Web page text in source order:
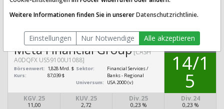
geeignet?
Meta Financial Group[CASH
A0DQFX US59100U1088]
Börsenwert: 1,828 Mrd. $
Kurs:
87,039 $
Sektor:
Financial Services /
Banks - Regional
Universum:
USA 2000 (v)
KGV.25
11,00
KUV.25
2,72
Div.25
0,23 %
Div.24
0,23 %
QUALITÄTS-
14/1
5
Weitere Informationen finden Sie in unsererDatenschutzrichtlinie.
Einstellungen Nur Notwendige Alle akzeptieren